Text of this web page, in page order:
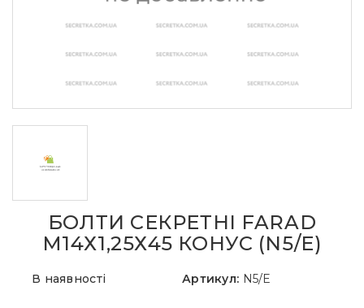
БОЛТИ СЕКРЕТНІ FARAD
М14Х1,25Х45 КОНУС (N5/E)
В наявності Артикул: N5/E